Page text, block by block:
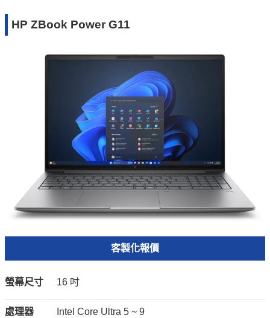
HP ZBook Power G11
客製化報價
螢幕尺寸 16 吋
處理器 Intel Core Ultra 5 ~ 9